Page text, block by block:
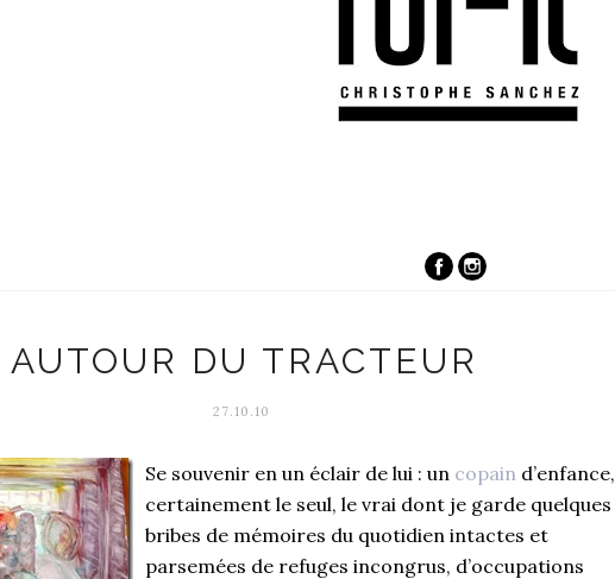
AUTOUR DU TRACTEUR
27.10.10
Se souvenir en un éclair de lui : un copain d’enfance,
certainement le seul, le vrai dont je garde quelques
bribes de mémoires du quotidien intactes et
parsemées de refuges incongrus, d’occupations